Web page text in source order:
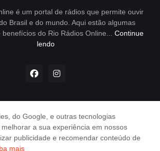
é um portal de rádios que permite ouvir
Brasil e do mundo. Aqui estão algumas
do Rio Rádios Online...
Continue
lendo
Envio de Releases - e-mail:
de Privacidade
do Google, e outras tecnologias
a sua experiência em nossos
publicidade e recomendar conteúdo de
mais